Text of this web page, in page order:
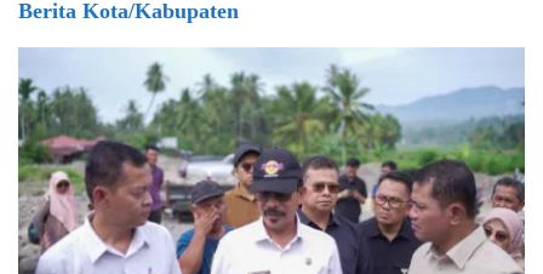
Berita Kota/Kabupaten